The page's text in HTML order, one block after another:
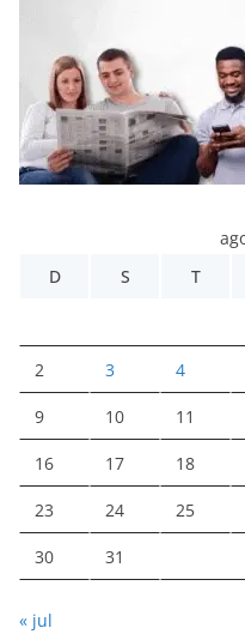
D
S T
2 3 4
9 10 11
16 17 18
23 24 25
30 31
« jul